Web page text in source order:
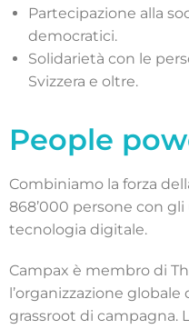
Partecipazione alla
democratici.
Solidarietà con le
Svizzera e oltre.
People
Combiniamo la forza
868’000 persone con
tecnologia digitale.
Campax è membro di
l’organizzazione
grassroot di campagna.